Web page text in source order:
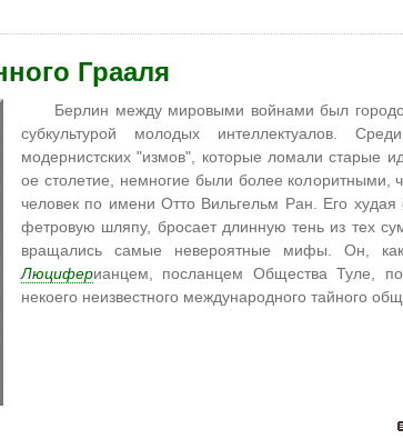
Грааля
Берлин между мировыми войнами был
субкультурой молодых интеллектуалов.
модернистских "измов", которые ломали старые
ое столетие, немногие были более колоритными,
человек по имени Отто Вильгельм Ран. Его
фетровую шляпу, бросает длинную тень из тех
вращались самые невероятные мифы. Он,
Люциферианцем, посланцем Общества Туле,
некоего неизвестного международного тайного